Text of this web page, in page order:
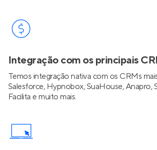
Integração com os principais
Temos integração nativa com os CRMs
Salesforce, Hypnobox, SuaHouse, Anapro,
Facilita e muito mais.